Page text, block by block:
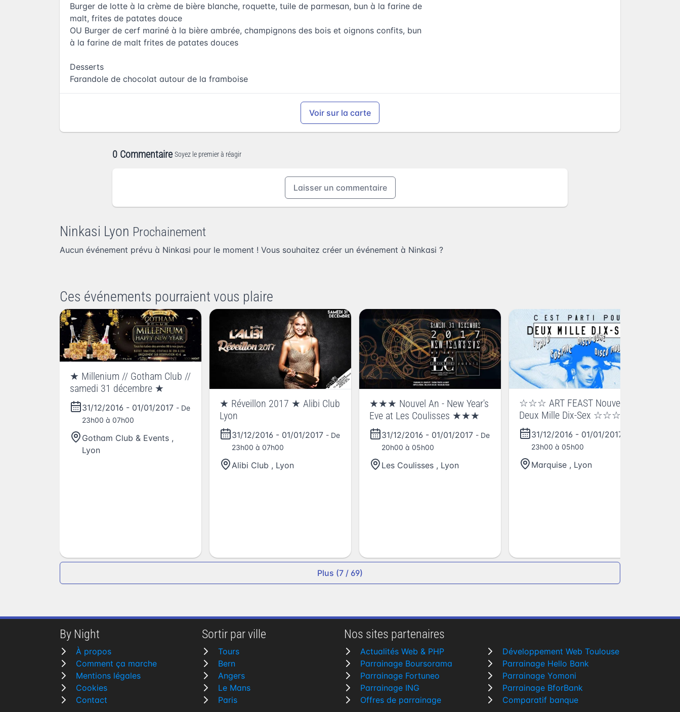
Burger de lotte à la crème de bière blanche, roquette, tuile de parmesan, bun à la farine de
malt, frites de patates douce
OU Burger de cerf mariné à la bière ambrée, champignons des bois et oignons confits, bun
à la farine de malt frites de patates douces
Desserts
Farandole de chocolat autour de la framboise
Voir sur la carte
0 Commentaire Soyez le premier à réagir
Laisser un commentaire
Ninkasi Lyon Prochainement
Aucun événement prévu à Ninkasi pour le moment ! Vous souhaitez créer un événement à Ninkasi ?
Ces événements pourraient vous plaire
★ Millenium // Gotham Club //
samedi 31 décembre ★
31/12/2016 - 01/01/2017 - De
23h00 à 07h00
Gotham Club & Events ,
Lyon
★ Réveillon 2017 ★ Alibi Club
Lyon
31/12/2016 - 01/01/2017 - De
23h00 à 07h00
Alibi Club , Lyon
★★★ Nouvel An - New Year's
Eve at Les Coulisses ★★★
31/12/2016 - 01/01/2017 - De
20h00 à 05h00
Les Coulisses , Lyon
☆☆☆ ART FEAST Nouvel AN
Deux Mille Dix-Sex ☆☆☆
31/12/2016 - 01/01/2017
23h00 à 05h00
Marquise , Lyon
Plus (7 / 69)
By Night
À propos
Comment ça marche
Mentions légales
Cookies
Contact
Sortir par ville
Tours
Bern
Angers
Le Mans
Paris
Nos sites partenaires
Actualités Web & PHP
Parrainage Boursorama
Parrainage Fortuneo
Parrainage ING
Offres de parrainage
Développement Web Toulouse
Parrainage Hello Bank
Parrainage Yomoni
Parrainage BforBank
Comparatif banque